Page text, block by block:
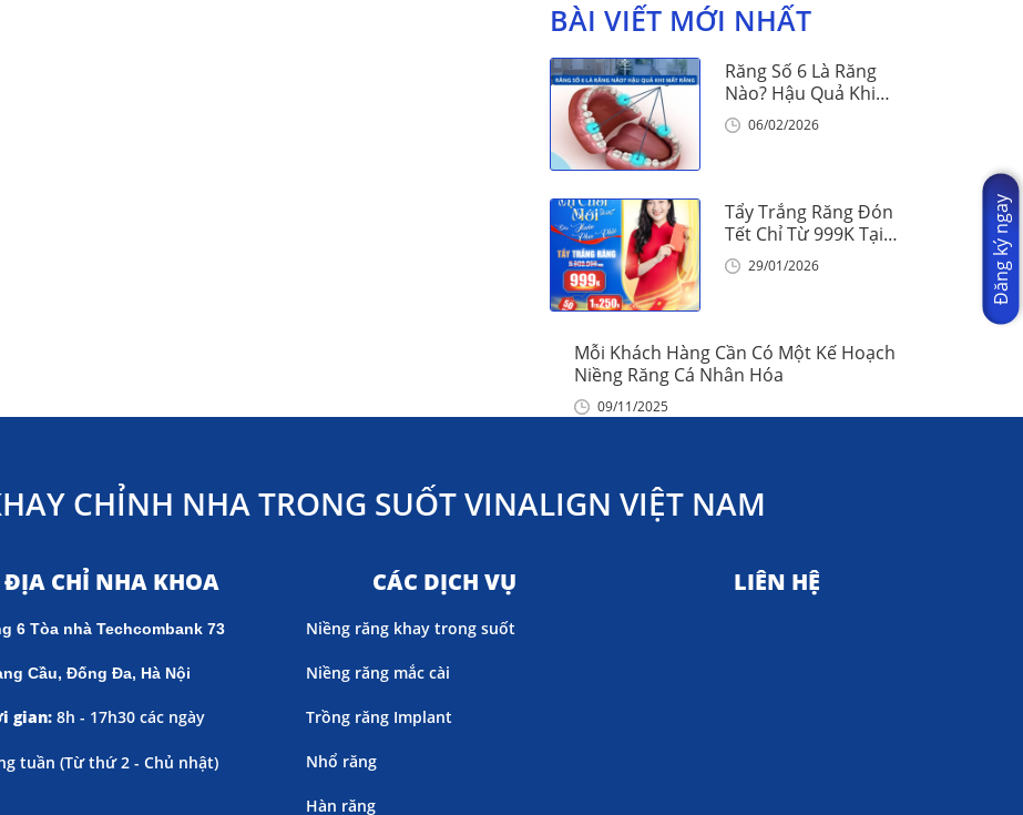
BÀI VIẾT MỚI NHẤT
Răng Số 6 Là Răng
Nào? Hậu Quả Khi
Mất Răng Số 6
06/02/2026
Tẩy Trắng Răng Đón
Tết Chỉ Từ 999K Tại
Nha Khoa Vinalign
29/01/2026
Mỗi Khách Hàng Cần Có Một Kế Hoạch
Niềng Răng Cá Nhân Hóa
09/11/2025
CHỈNH NHA TRONG SUỐT VINALIGN VIỆT NAM
ĐỊA CHỈ NHA KHOA
6 Tòa nhà Techcombank 73
Cầu, Đống Đa, Hà Nội
gian: 8h - 17h30 các ngày
tuần (Từ thứ 2 - Chủ nhật)
CÁC DỊCH VỤ
Niềng răng khay trong suốt
Niềng răng mắc cài
Trồng răng Implant
Nhổ răng
Hàn răng
LIÊN HỆ
Đăng ký ngay